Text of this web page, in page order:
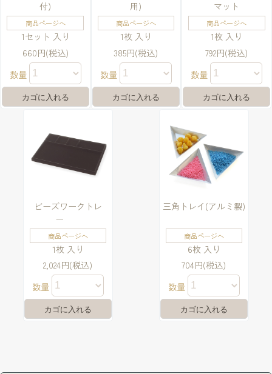
付)
商品ページへ
1セット 入り
660円(税込)
数量
用)
商品ページへ
1枚 入り
385円(税込)
数量
マット
商品ページへ
1枚 入り
792円(税込)
数量
ビーズワークトレ
ー
商品ページへ
1枚 入り
2,024円(税込)
数量
三角トレイ(アルミ製)
商品ページへ
6枚 入り
704円(税込)
数量